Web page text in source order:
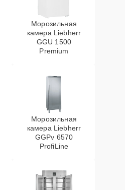
Морозильная
камера Liebherr
GGU 1500
Premium
Морозильная
камера Liebherr
GGPv 6570
ProfiLine